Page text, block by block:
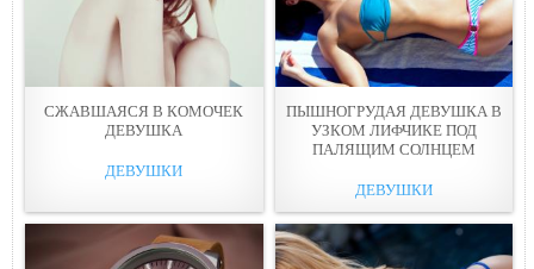
СЖАВШАЯСЯ В КОМОЧЕК
ДЕВУШКА
ДЕВУШКИ
ПЫШНОГРУДАЯ ДЕВУШКА В
УЗКОМ ЛИФЧИКЕ ПОД
ПАЛЯЩИМ СОЛНЦЕМ
ДЕВУШКИ